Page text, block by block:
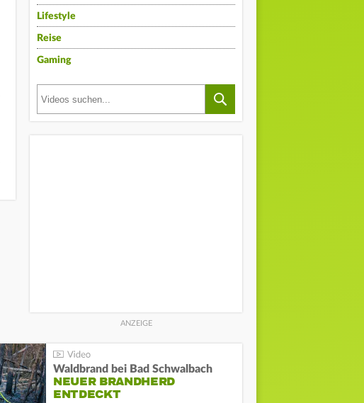
Lifestyle
Reise
Gaming
Waldbrand bei Bad Schwalbach
NEUER BRANDHERD
ENTDECKT